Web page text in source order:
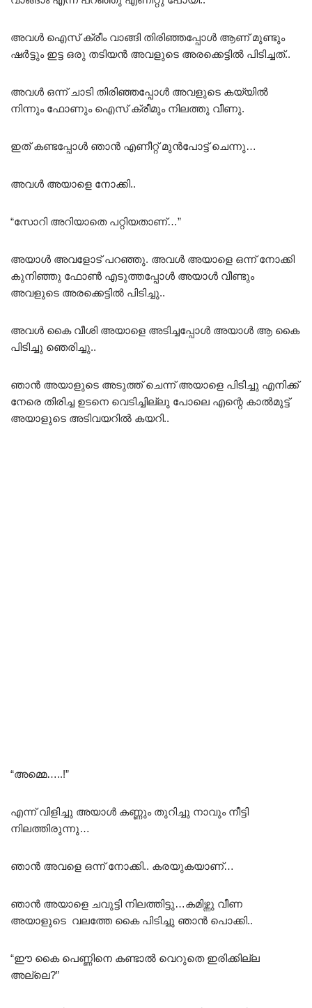
അവൾ ഐസ് ക്രീം വാങ്ങി തിരിഞ്ഞപ്പോൾ ആണ് മുണ്ടും
ഷർട്ടും ഇട്ട ഒരു തടിയൻ അവളുടെ അരക്കെട്ടിൽ പിടിച്ചത്..
അവൾ ഒന്ന് ചാടി തിരിഞ്ഞപ്പോൾ അവളുടെ കയ്യിൽ
നിന്നും ഫോണും ഐസ് ക്രീമും നിലത്തു വീണു.
ഇത് കണ്ടപ്പോൾ ഞാൻ എണീറ്റ് മുൻപോട്ട് ചെന്നു…
അവൾ അയാളെ നോക്കി..
“സോറി അറിയാതെ പറ്റിയതാണ്…”
അയാൾ അവളോട് പറഞ്ഞു. അവൾ അയാളെ ഒന്ന് നോക്കി
കുനിഞ്ഞു ഫോൺ എടുത്തപ്പോൾ അയാൾ വീണ്ടും
അവളുടെ അരക്കെട്ടിൽ പിടിച്ചു..
അവൾ കൈ വീശി അയാളെ അടിച്ചപ്പോൾ അയാൾ ആ കൈ
പിടിച്ചു ഞെരിച്ചു..
ഞാൻ അയാളുടെ അടുത്ത് ചെന്ന് അയാളെ പിടിച്ചു എനിക്ക്
നേരെ തിരിച്ച ഉടനെ വെടിച്ചില്ലു പോലെ എന്റെ കാൽമുട്ട്
അയാളുടെ അടിവയറിൽ കയറി..
“അമ്മെ…..!”
എന്ന് വിളിച്ചു അയാൾ കണ്ണും തുറിച്ചു നാവും നീട്ടി
നിലത്തിരുന്നു…
ഞാൻ അവളെ ഒന്ന് നോക്കി.. കരയുകയാണ്…
ഞാൻ അയാളെ ചവുട്ടി നിലത്തിട്ടു…കമിഴ്ന്നു വീണ
അയാളുടെ വലത്തേ കൈ പിടിച്ചു ഞാൻ പൊക്കി..
“ഈ കൈ പെണ്ണിനെ കണ്ടാൽ വെറുതെ ഇരിക്കില്ല
അല്ലെ?”